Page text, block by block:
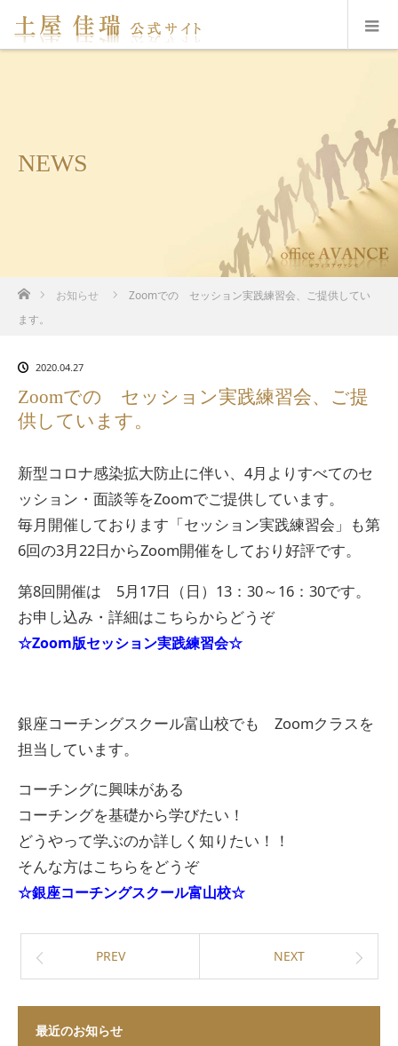
NEWS
ホームお知らせ
Zoomでの セッション実践練習会、ご提供してい
ます。
2020.04.27
Zoomでの セッション実践練習会、ご提
供しています。
新型コロナ感染拡大防止に伴い、4月よりすべてのセ
ッション・面談等をZoomでご提供しています。
毎月開催しております「セッション実践練習会」も第
6回の3月22日からZoom開催をしており好評です。
第8回開催は 5月17日（日）13：30～16：30です。
お申し込み・詳細はこちらからどうぞ
☆Zoom版セッション実践練習会☆
銀座コーチングスクール富山校でも Zoomクラスを
担当しています。
コーチングに興味がある
コーチングを基礎から学びたい！
どうやって学ぶのか詳しく知りたい！！
そんな方はこちらをどうぞ
☆銀座コーチングスクール富山校☆
PREV NEXT
最近のお知らせ